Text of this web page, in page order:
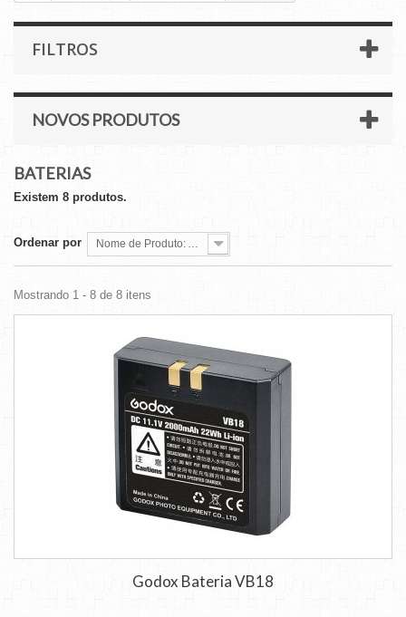
FILTROS
NOVOS PRODUTOS
BATERIAS
Existem 8 produtos.
Ordenar por Nome de Produto: A a Z
Mostrando 1 - 8 de 8 itens
Godox Bateria VB18